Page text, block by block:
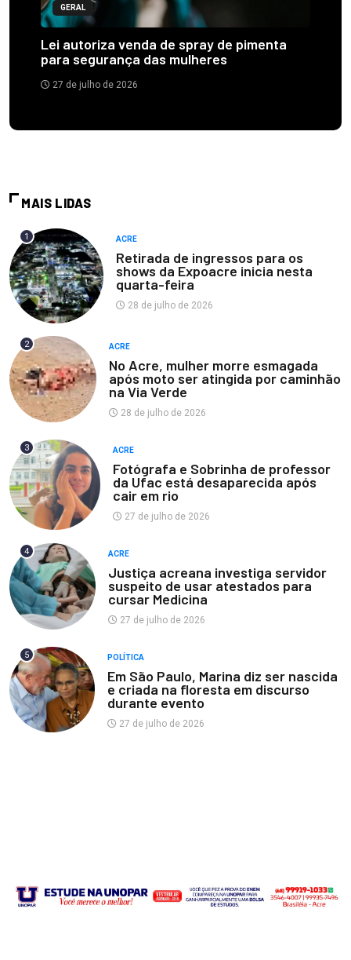
GERAL
Lei autoriza venda de spray de pimenta
para segurança das mulheres
27 de julho de 2026
MAIS LIDAS
1 ACRE
Retirada de ingressos para os
shows da Expoacre inicia nesta
quarta-feira
28 de julho de 2026
2 ACRE
No Acre, mulher morre esmagada
após moto ser atingida por caminhão
na Via Verde
28 de julho de 2026
3 ACRE
Fotógrafa e Sobrinha de professor
da Ufac está desaparecida após
cair em rio
27 de julho de 2026
4 ACRE
Justiça acreana investiga servidor
suspeito de usar atestados para
cursar Medicina
27 de julho de 2026
5 POLÍTICA
Em São Paulo, Marina diz ser nascida
e criada na floresta em discurso
durante evento
27 de julho de 2026